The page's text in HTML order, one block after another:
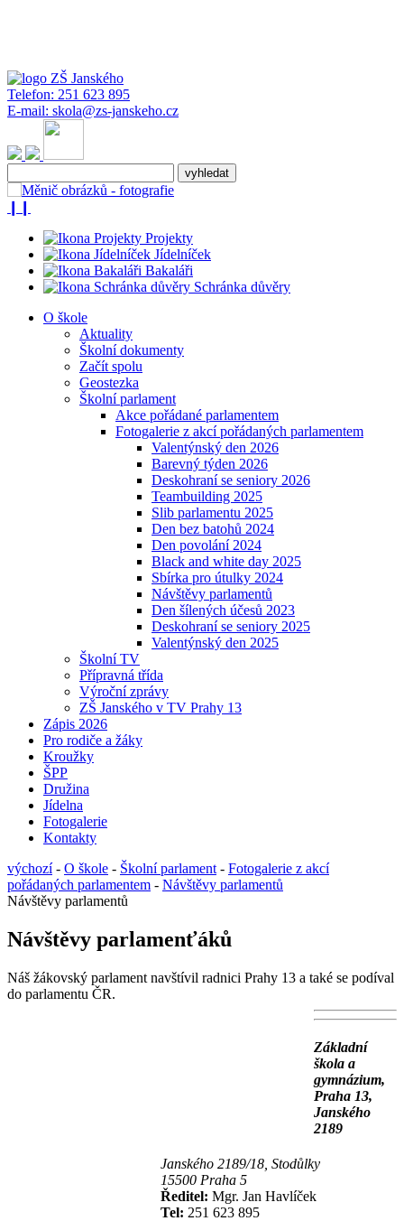
Telefon: 251 623 895
E-mail: skola@zs-janskeho.cz
Projekty
Jídelníček
Bakaláři
Schránka důvěry
O škole
Aktuality
Školní dokumenty
Začít spolu
Geostezka
Školní parlament
Akce pořádané parlamentem
Fotogalerie z akcí pořádaných parlamentem
Valentýnský den 2026
Barevný týden 2026
Deskohraní se seniory 2026
Teambuilding 2025
Slib parlamentu 2025
Den bez batohů 2024
Den povolání 2024
Black and white day 2025
Sbírka pro útulky 2024
Návštěvy parlamentů
Den šílených účesů 2023
Deskohraní se seniory 2025
Valentýnský den 2025
Školní TV
Přípravná třída
Výroční zprávy
ZŠ Janského v TV Prahy 13
Zápis 2026
Pro rodiče a žáky
Kroužky
ŠPP
Družina
Jídelna
Fotogalerie
Kontakty
výchozí- O škole - Školní parlament - Fotogalerie z akcí
pořádaných parlamentem - Návštěvy parlamentů
Návštěvy parlamentů
Návštěvy parlamenťáků
Náš žákovský parlament navštívil radnici Prahy 13 a také se podíval
do parlamentu ČR.
Základní
škola a
gymnázium,
Praha 13,
Janského
2189
Janského 2189/18, Stodůlky
15500 Praha 5
Ředitel: Mgr. Jan Havlíček
Tel: 251 623 895